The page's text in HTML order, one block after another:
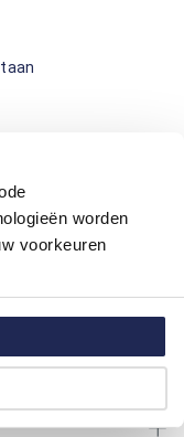
worden
voorkeuren
voor een nette
strijkvrij, wat
gedoe. De
en
evenement hebt of
juiste uitstraling.